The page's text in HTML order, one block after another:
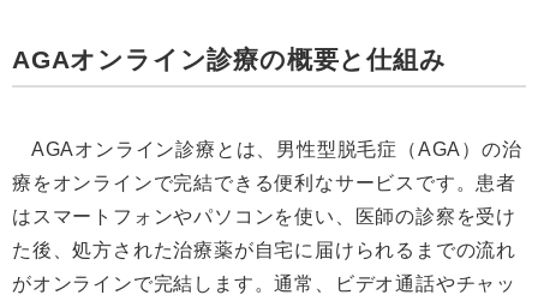
AGAオンライン診療の概要と仕組み
AGAオンライン診療とは、男性型脱毛症（AGA）の治
療をオンラインで完結できる便利なサービスです。患者
はスマートフォンやパソコンを使い、医師の診察を受け
た後、処方された治療薬が自宅に届けられるまでの流れ
がオンラインで完結します。通常、ビデオ通話やチャッ